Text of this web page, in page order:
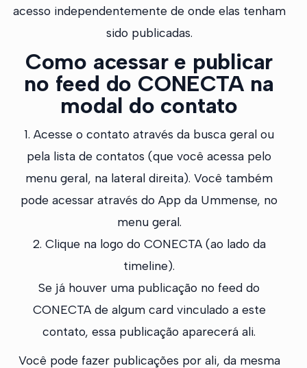
acesso independentemente de onde elas tenham
sido publicadas.
Como acessar e publicar
no feed do CONECTA na
modal do contato
1. Acesse o contato através da busca geral ou
pela lista de contatos (que você acessa pelo
menu geral, na lateral direita). Você também
pode acessar através do App da Ummense, no
menu geral.
2. Clique na logo do CONECTA (ao lado da
timeline).
Se já houver uma publicação no feed do
CONECTA de algum card vinculado a este
contato, essa publicação aparecerá ali.
Você pode fazer publicações por ali, da mesma